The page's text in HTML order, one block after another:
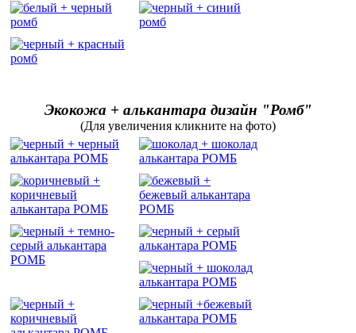
Экокожа + алькантара дизайн "Ромб"
(Для увеличения кликните на фото)